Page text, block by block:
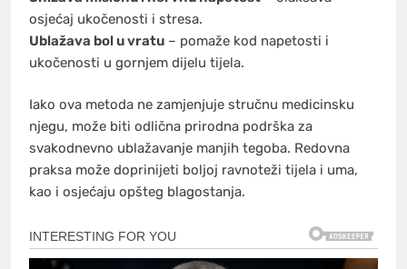
osjećaj ukočenosti i stresa.
Ublažava bol u vratu – pomaže kod napetosti i
ukočenosti u gornjem dijelu tijela.
Iako ova metoda ne zamjenjuje stručnu medicinsku
njegu, može biti odlična prirodna podrška za
svakodnevno ublažavanje manjih tegoba. Redovna
praksa može doprinijeti boljoj ravnoteži tijela i uma,
kao i osjećaju opšteg blagostanja.